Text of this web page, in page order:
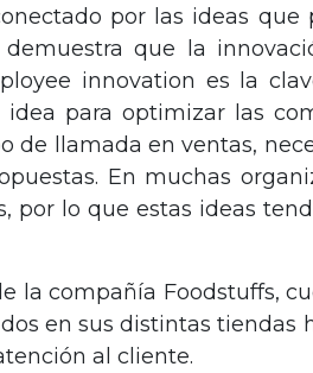
por las ideas que
que la
innovation es la
para optimizar las
de llamada en ventas,
En muchas
por lo que estas ideas
la compañía Foodstuffs,
en sus distintas tiendas
al cliente.